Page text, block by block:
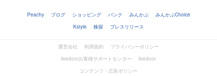
Peachy ブログ ショッピング バンク みんかぶ
みんかぶChoice
Kstyle
株探 プレスリリース
運営会社 利用規約
プライバシーポリシー
livedoorお客様サポートセンター
livedoor
コンテンツ・広告ポリシー